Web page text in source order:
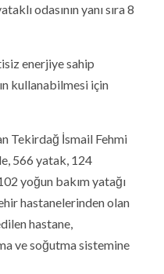
odasının yanı sıra 8
enerjiye sahip
kullanabilmesi için
Tekirdağ İsmail Fehmi
566 yatak, 124
yoğun bakım yatağı
hastanelerinden olan
hastane,
ve soğutma sistemine